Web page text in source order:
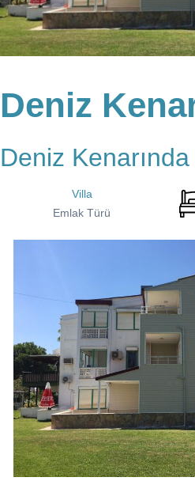
Deniz
Deniz
Villa
Emlak Türü